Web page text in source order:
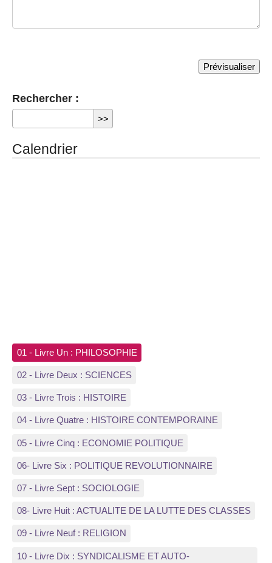
Rechercher :
Calendrier
01 - Livre Un : PHILOSOPHIE
02 - Livre Deux : SCIENCES
03 - Livre Trois : HISTOIRE
04 - Livre Quatre : HISTOIRE CONTEMPORAINE
05 - Livre Cinq : ECONOMIE POLITIQUE
06- Livre Six : POLITIQUE REVOLUTIONNAIRE
07 - Livre Sept : SOCIOLOGIE
08- Livre Huit : ACTUALITE DE LA LUTTE DES CLASSES
09 - Livre Neuf : RELIGION
10 - Livre Dix : SYNDICALISME ET AUTO-